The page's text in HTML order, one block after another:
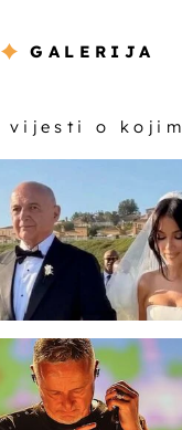
GALERIJA
vijesti o